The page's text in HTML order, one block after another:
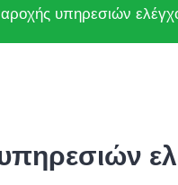
υπηρεσιών